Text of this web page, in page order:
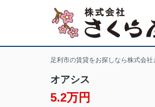
足利市の賃貸をお探しなら株式会社
オアシス
5.2万円